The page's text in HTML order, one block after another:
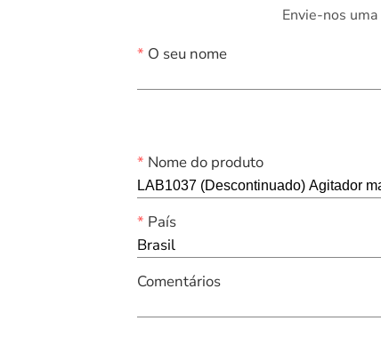
Envie-nos
* O seu nome
* Nome do produto
* País
Brasil
Comentários